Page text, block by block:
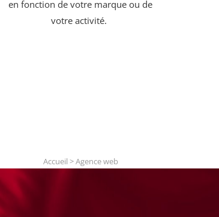
en fonction de votre marque ou de
votre activité.
Accueil >Agence web